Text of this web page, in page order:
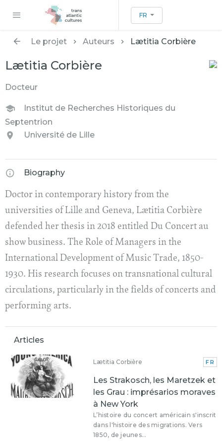
FR
Le projet Auteurs Lætitia Corbière
Lætitia Corbière
Docteur
Institut de Recherches Historiques du
Septentrion
Université de Lille
Biography
Doctor in contemporary history from the
universities of Lille and Geneva, Lætitia Corbière
defended her thesis in 2018 entitled Du Concert au
show business. The Role of Managers in the
International Development of Music Trade, 1850-
1930. His research focuses on transnational cultural
circulations, particularly in the fields of concerts and
performing arts.
Articles
Lætitia Corbière FR
Les Strakosch, les Maretzek et
les Grau : imprésarios moraves
à New York
L’histoire du concert américain s'inscrit
dans l'histoire des migrations. Vers
1850, de jeunes...